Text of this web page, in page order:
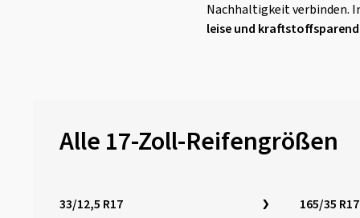
Nachhaltigkeit verbinden.
leise und
Alle 17-Zoll-Reifengrößen
33/12,5 R17 165/35 R17